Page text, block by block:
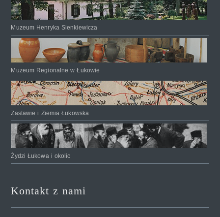
Muzeum Henryka Sienkiewicza
Muzeum Regionalne w Łukowie
Zastawie i Ziemia Łukowska
Żydzi Łukowa i okolic
Kontakt z nami